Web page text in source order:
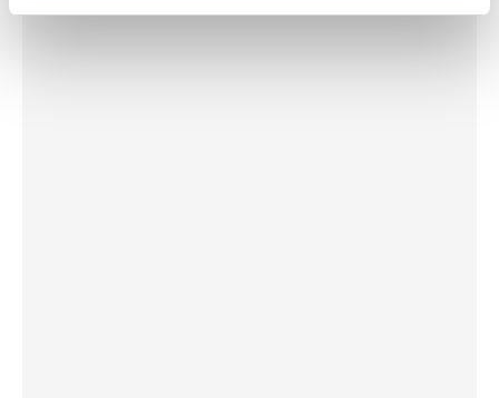
geografica, con un'approssimazione di qualche